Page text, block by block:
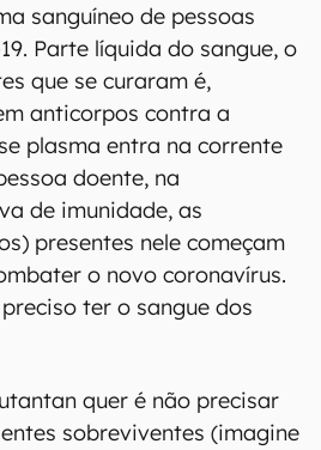
sanguíneo de pessoas
Parte líquida do sangue, o
que se curaram é,
anticorpos contra a
plasma entra na corrente
doente, na
de imunidade, as
presentes nele começam
o novo coronavírus.
ter o sangue dos
quer é não precisar
sobreviventes (imagine